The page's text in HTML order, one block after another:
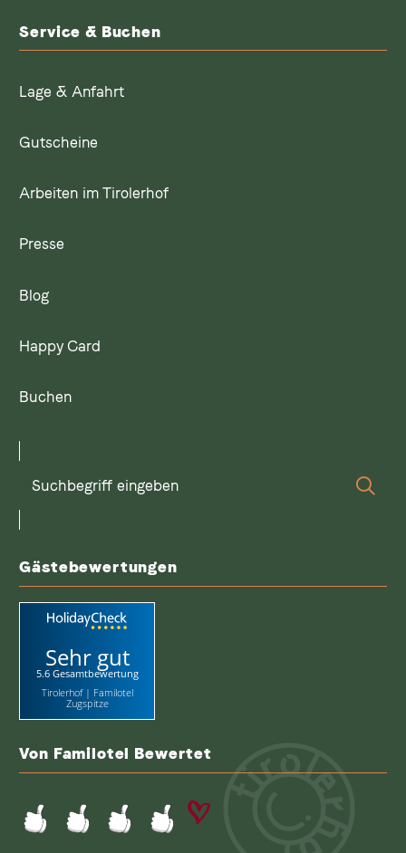
Service & Buchen
Lage & Anfahrt
Gutscheine
Arbeiten im Tirolerhof
Presse
Blog
Happy Card
Buchen
Suchbegriff
Gästebewertungen
Sehr gut
5.6 Gesamtbewertung
Tirolerhof | Familotel
Zugspitze
Von Familotel Bewertet